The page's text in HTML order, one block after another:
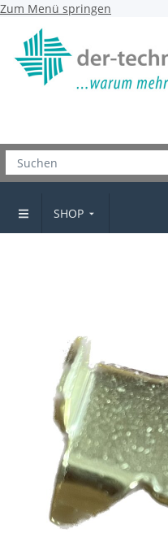
Zum Menü springen
SHOP
Bodenträger